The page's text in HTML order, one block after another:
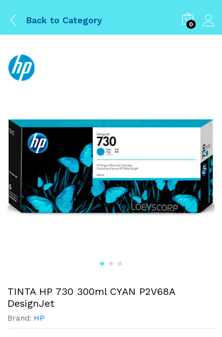
Back to Category 0
TINTA HP 730 300ml CYAN P2V68A
DesignJet
Brand: HP